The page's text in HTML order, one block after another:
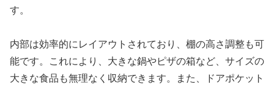
す。
内部は効率的にレイアウトされており、棚の高さ調整も可
能です。これにより、大きな鍋やピザの箱など、サイズの
大きな食品も無理なく収納できます。また、ドアポケット